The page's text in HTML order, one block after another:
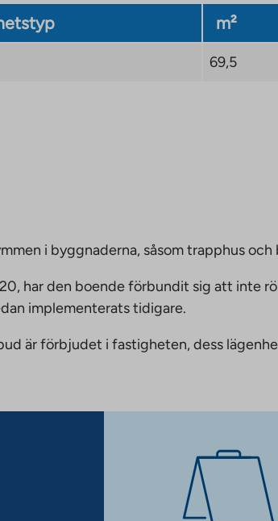
m²
69,5
i byggnaderna, såsom trapphus
har den boende förbundit sig att inte
implementerats tidigare.
är förbjudet i fastigheten, dess